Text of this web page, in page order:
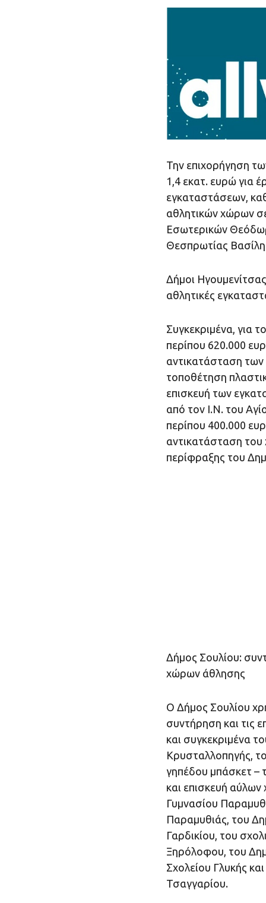
Την επιχορήγηση
1,4 εκατ. ευρώ για
εγκαταστάσεων,
αθλητικών χώρων
Εσωτερικών
Θεσπρωτίας Βασίλη
Δήμοι
αθλητικές
Συγκεκριμένα, για
περίπου 620.000
αντικατάσταση
τοποθέτηση
επισκευή των
από τον Ι.Ν. του
περίπου 400.000
αντικατάσταση του
περίφραξης του
Δήμος Σουλίου:
χώρων άθλησης
Ο Δήμος Σουλίου
συντήρηση και τις
και συγκεκριμένα
Κρυσταλλοπηγής,
γηπέδου μπάσκετ –
και επισκευή
Γυμνασίου
Παραμυθιάς, του
Γαρδικίου, του
Ξηρόλοφου, του
Σχολείου Γλυκής
Τσαγγαρίου.